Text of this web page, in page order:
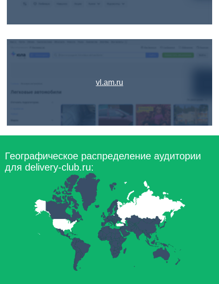
vl.am.ru
Географическое распределение аудитории
для delivery-club.ru: